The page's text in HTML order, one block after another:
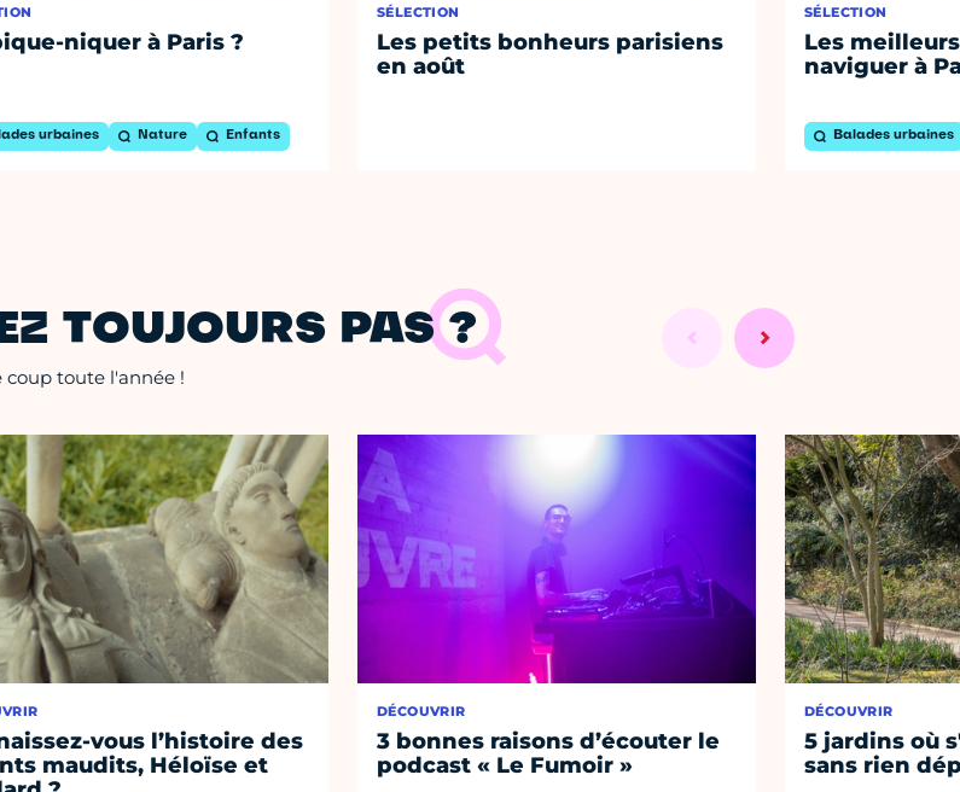
niquer à Paris ?
urbaines Nature Enfants
SÉLECTION
Les petits bonheurs parisiens
en août
SÉLECTION
Les
naviguer à
Balades urbaines
TOUJOURS PAS ?
coup toute l'année !
vous l’histoire des
maudits, Héloïse et
DÉCOUVRIR
3 bonnes raisons d’écouter le
podcast « Le Fumoir »
DÉCOUVRIR
5 jardins où
sans rien